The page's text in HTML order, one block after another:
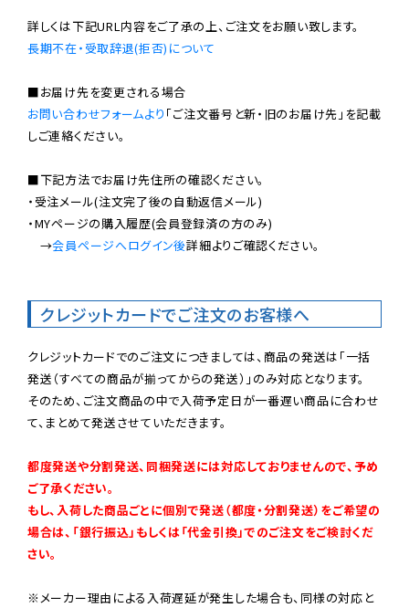
長期不在・受取辞退(拒否)について
お問い合わせフォームより 「ご注文番号と新・旧のお届け先」を記載
しご連絡ください。
■下記方法でお届け先住所の確認ください。
・受注メール(注文完了後の自動返信メール)
・MYページの購入履歴(会員登録済の方のみ)
→会員ページへログイン後詳細よりご確認ください。
クレジットカードでご注文のお客様へ
クレジットカードでのご注文につきましては、商品の発送は「一括
発送（すべての商品が揃ってからの発送）」のみ対応となります。
そのため、ご注文商品の中で入荷予定日が一番遅い商品に合わせ
て、まとめて発送させていただきます。
都度発送や分割発送、同梱発送には対応しておりませんので、予め
ご了承ください。
もし、入荷した商品ごとに個別で発送（都度・分割発送）をご希望の
場合は、「銀行振込」もしくは「代金引換」でのご注文をご検討くだ
さい。
※メーカー理由による入荷遅延が発生した場合も、同様の対応と